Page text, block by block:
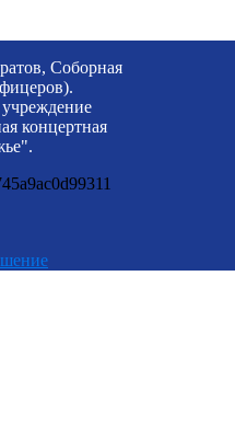
Соборная
учреждение
концертная